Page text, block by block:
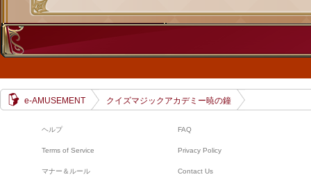
e-AMUSEMENT クイズマジックアカデミー暁の鐘
ヘルプ FAQ
Terms of Service Privacy Policy
マナー＆ルール Contact Us